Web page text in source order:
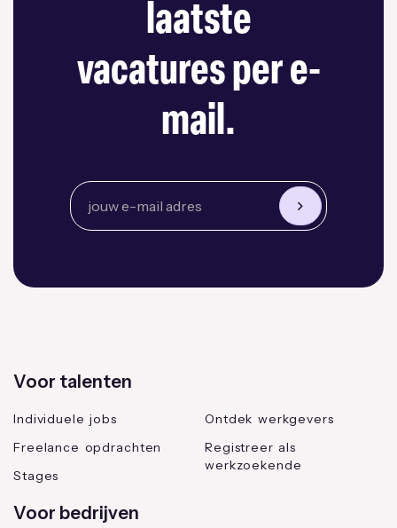
laatste
vacatures per e-
mail.
Voor talenten
Individuele jobs
Freelance opdrachten
Stages
Ontdek werkgevers
Registreer als
werkzoekende
Voor bedrijven